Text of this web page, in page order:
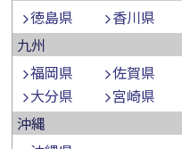
徳島県
香川県
九州
福岡県
佐賀県
大分県
宮崎県
沖縄